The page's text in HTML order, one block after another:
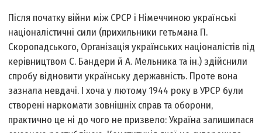
Після початку війни між СРСР і Німеччиною українські
націоналістичні сили (прихильники гетьмана П.
Скоропадського, Організація українських націоналістів під
керівництвом С. Бандери й А. Мельника та ін.) здійснили
спробу відновити українську державність. Проте вона
зазнала невдачі. І хоча у лютому 1944 року в УРСР були
створені наркомати зовнішніх справ та оборони,
практично це ні до чого не призвело: Україна залишилася